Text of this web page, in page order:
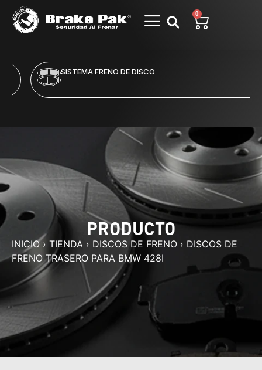
0
SISTEMA FRENO DE DISCO
PRODUCTO
INICIO› TIENDA › DISCOS DE FRENO › DISCOS DE
FRENO TRASERO PARA BMW 428I